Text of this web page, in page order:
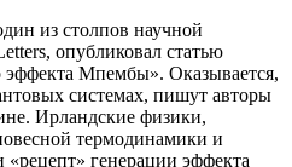
из столпов научной
опубликовал статью
эффекта Мпембы». Оказывается,
системах, пишут авторы
Ирландские физики,
термодинамики и
«рецепт» генерации эффекта